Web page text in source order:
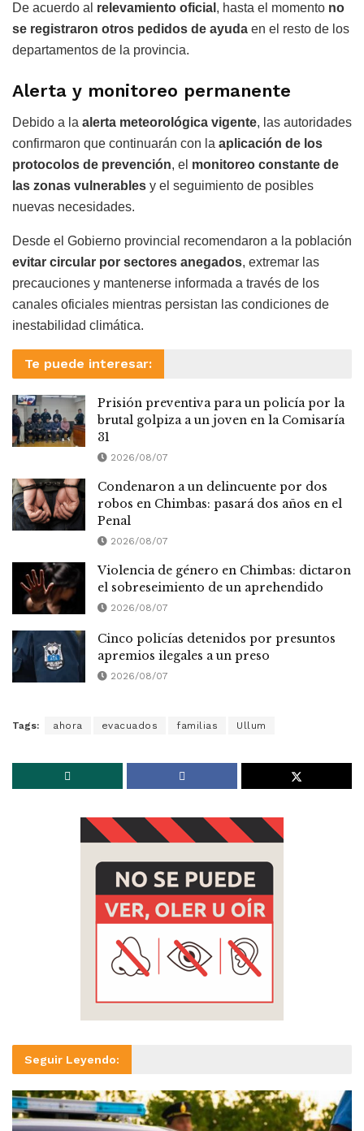
De acuerdo al relevamiento oficial , hasta el momento no
se registraron otros pedidos de ayuda en el resto de los
departamentos de la provincia.
Alerta y monitoreo permanente
Debido a la alerta meteorológica vigente, las autoridades
confirmaron que continuarán con la aplicación de los
protocolos de prevención, el monitoreo constante de
las zonas vulnerables y el seguimiento de posibles
nuevas necesidades.
Desde el Gobierno provincial recomendaron a la población
evitar circular por sectores anegados, extremar las
precauciones y mantenerse informada a través de los
canales oficiales mientras persistan las condiciones de
inestabilidad climática.
Te puede interesar:
Prisión preventiva para un policía por la
brutal golpiza a un joven en la Comisaría
31
2026/08/07
Condenaron a un delincuente por dos
robos en Chimbas: pasará dos años en el
Penal
2026/08/07
Violencia de género en Chimbas: dictaron
el sobreseimiento de un aprehendido
2026/08/07
Cinco policías detenidos por presuntos
apremios ilegales a un preso
2026/08/07
Tags: ahora evacuados familias Ullum
Seguir Leyendo: